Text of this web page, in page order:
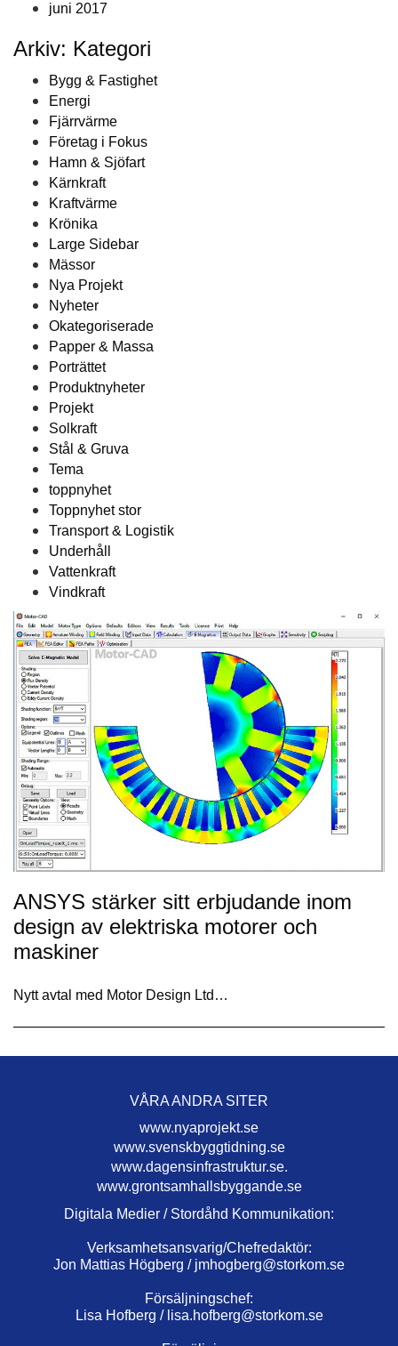
juni 2017
Arkiv: Kategori
Bygg & Fastighet
Energi
Fjärrvärme
Företag i Fokus
Hamn & Sjöfart
Kärnkraft
Kraftvärme
Krönika
Large Sidebar
Mässor
Nya Projekt
Nyheter
Okategoriserade
Papper & Massa
Porträttet
Produktnyheter
Projekt
Solkraft
Stål & Gruva
Tema
toppnyhet
Toppnyhet stor
Transport & Logistik
Underhåll
Vattenkraft
Vindkraft
ANSYS stärker sitt erbjudande inom
design av elektriska motorer och
maskiner
Nytt avtal med Motor Design Ltd…
VÅRA ANDRA SITER
www.nyaprojekt.se
www.svenskbyggtidning.se
www.dagensinfrastruktur.se.
www.grontsamhallsbyggande.se
Digitala Medier / Stordåhd Kommunikation:
Verksamhetsansvarig/Chefredaktör:
Jon Mattias Högberg / jmhogberg@storkom.se
Försäljningschef:
Lisa Hofberg / lisa.hofberg@storkom.se